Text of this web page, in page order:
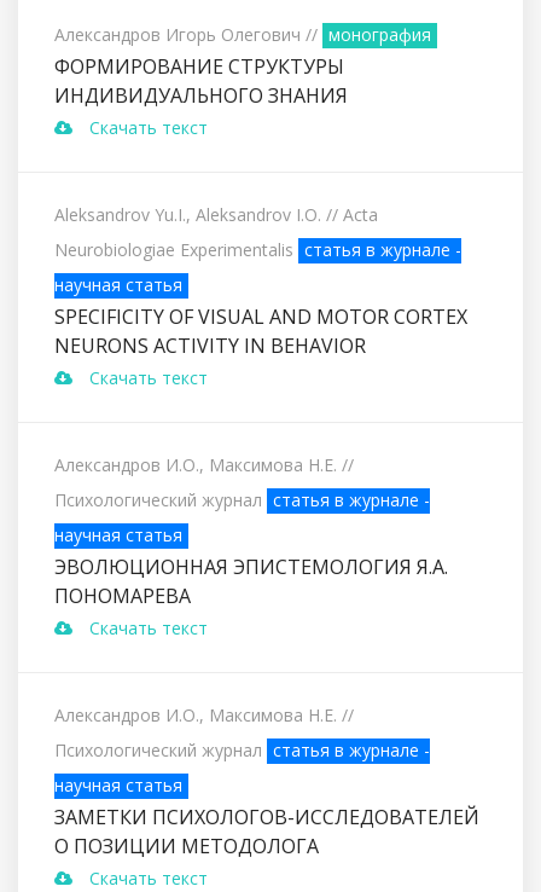
Александров Игорь Олегович // монография
ФОРМИРОВАНИЕ СТРУКТУРЫ
ИНДИВИДУАЛЬНОГО ЗНАНИЯ
Скачать текст
Aleksandrov Yu.I., Aleksandrov I.O. // Acta
Neurobiologiae Experimentalis статья в журнале -
научная статья
SPECIFICITY OF VISUAL AND MOTOR CORTEX
NEURONS ACTIVITY IN BEHAVIOR
Скачать текст
Александров И.О., Максимова Н.Е. //
Психологический журнал статья в журнале -
научная статья
ЭВОЛЮЦИОННАЯ ЭПИСТЕМОЛОГИЯ Я.А.
ПОНОМАРЕВА
Скачать текст
Александров И.О., Максимова Н.Е. //
Психологический журнал статья в журнале -
научная статья
ЗАМЕТКИ ПСИХОЛОГОВ-ИССЛЕДОВАТЕЛЕЙ
О ПОЗИЦИИ МЕТОДОЛОГА
Скачать текст